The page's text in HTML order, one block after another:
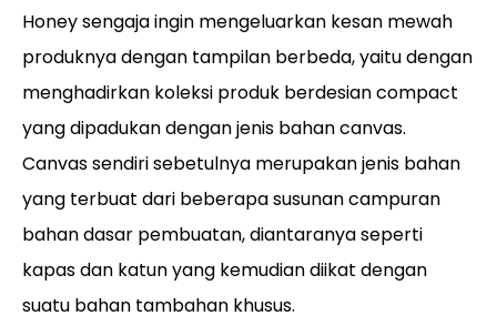
Honey sengaja ingin mengeluarkan kesan mewah
produknya dengan tampilan berbeda, yaitu dengan
menghadirkan koleksi produk berdesian compact
yang dipadukan dengan jenis bahan canvas.
Canvas sendiri sebetulnya merupakan jenis bahan
yang terbuat dari beberapa susunan campuran
bahan dasar pembuatan, diantaranya seperti
kapas dan katun yang kemudian diikat dengan
suatu bahan tambahan khusus.